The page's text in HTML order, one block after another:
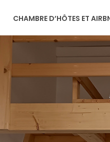
CHAMBRE D’HÔTES ET